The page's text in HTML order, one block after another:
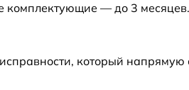
от
комплектующие — до 3 месяцев.
который